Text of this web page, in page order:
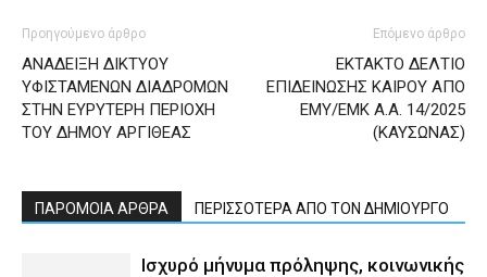
Προηγούμενο άρθρο
ΑΝΑΔΕΙΞΗ ΔΙΚΤΥΟΥ
ΥΦΙΣΤΑΜΕΝΩΝ ΔΙΑΔΡΟΜΩΝ
ΣΤΗΝ ΕΥΡΥΤΕΡΗ ΠΕΡΙΟΧΗ
ΤΟΥ ΔΗΜΟΥ ΑΡΓΙΘΕΑΣ
Επόμενο άρθρο
ΕΚΤΑΚΤΟ ΔΕΛΤΙΟ
ΕΠΙΔΕΙΝΩΣΗΣ ΚΑΙΡΟΥ ΑΠΟ
ΕΜΥ/ΕΜΚ Α.Α. 14/2025
(ΚΑΥΣΩΝΑΣ)
ΠΑΡΟΜΟΙΑ ΑΡΘΡΑ ΠΕΡΙΣΣΟΤΕΡΑ ΑΠΟ ΤΟΝ ΔΗΜΙΟΥΡΓΟ
Ισχυρό μήνυμα πρόληψης, κοινωνικής